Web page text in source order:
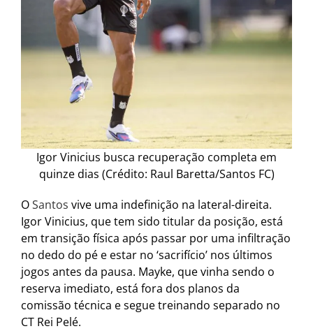
Igor Vinicius busca recuperação completa em
quinze dias (Crédito: Raul Baretta/Santos FC)
OSantos vive uma indefinição na lateral-direita.
Igor Vinicius, que tem sido titular da posição, está
em transição física após passar por uma infiltração
no dedo do pé e estar no ‘sacrifício’ nos últimos
jogos antes da pausa. Mayke, que vinha sendo o
reserva imediato, está fora dos planos da
comissão técnica e segue treinando separado no
CT Rei Pelé.